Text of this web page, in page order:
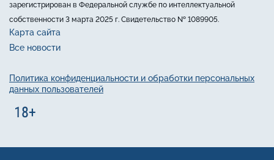
зарегистрирован в Федеральной службе по интеллектуальной
собственности 3 марта 2025 г. Свидетельство № 1089905.
Карта сайта
Все новости
Политика конфиденциальности и обработки персональных
данных пользователей